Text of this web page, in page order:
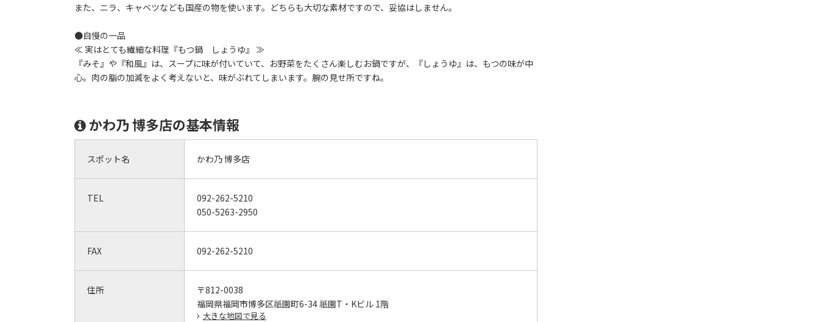
また、ニラ、キャベツなども国産の物を使います。どちらも大切な素材ですので、妥協はしません。
●自慢の一品
≪ 実はとても繊細な料理『もつ鍋 しょうゆ』 ≫
『みそ』や『和風』は、スープに味が付いていて、お野菜をたくさん楽しむお鍋ですが、『しょうゆ』は、もつの味が中
心。肉の脂の加減をよく考えないと、味がぶれてしまいます。腕の見せ所ですね。
かわ乃 博多店の基本情報
スポット名 かわ乃 博多店
TEL
092-262-5210
050-5263-2950
FAX 092-262-5210
住所
〒812-0038
福岡県福岡市博多区祇園町6-34 祇園T・Kビル 1階
大きな地図で見る